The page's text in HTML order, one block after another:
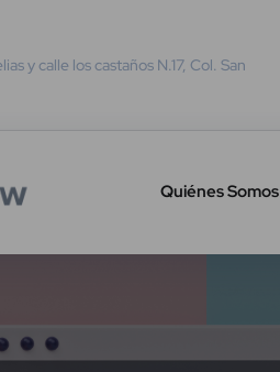
y calle los castaños N.17, Col. San
Quiénes Somos